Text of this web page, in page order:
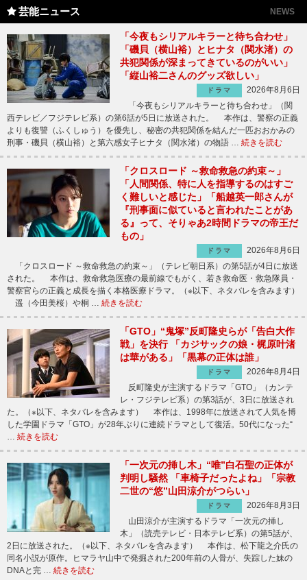
芸能ニュース NEWS
「今夜もシリアルキラーと待ち合わせ」
「磯貝（横山裕）とヒナタ（関水渚）の
共犯関係が深まってきているのがいい」
「縦山裕二さんのグッズ欲しい」
ドラマ
2026年8月6日
「今夜もシリアルキラーと待ち合わせ」（関
西テレビ／フジテレビ系）の第6話が5日に放送された。 本作は、警察の正義
よりも復讐（ふくしゅう）を優先し、秘密の共犯関係を結んだ一匹おおかみの
刑事・磯貝（横山裕）と第六感女子ヒナタ（関水渚）の物語 … 続きを読む
「クロスロード ～救命救急の約束～」
「人間関係、特に人を指導するのはすご
く難しいと感じた」「船越英一郎さんが
『刑事面に似ていると言われたことがあ
る』って、そりゃあ2時間ドラマの帝王だ
もの」
ドラマ
2026年8月6日
「クロスロード ～救命救急の約束～」（テレビ朝日系）の第5話が4日に放送
された。 本作は、救命救急医療の最前線でもがく、若き救命医・救急隊員・
警察官らの正義と成長を描く本格医療ドラマ。（※以下、ネタバレを含みます）
遥（今田美桜）や桐 … 続きを読む
「GTO」“鬼塚”反町隆史らが「告白大作
戦」を決行 「カジサックの娘・梶原叶渚
は華がある」「黒幕の正体は誰」
ドラマ
2026年8月4日
反町隆史が主演するドラマ「GTO」（カンテ
レ・フジテレビ系）の第3話が、3日に放送され
た。（※以下、ネタバレを含みます） 本作は、1998年に放送されて人気を博
した学園ドラマ「GTO」が28年ぶりに連続ドラマとして復活。50代になった“
続きを読む
「一次元の挿し木」“唯”白石聖の正体が
判明し騒然 「車椅子だったよね」「宗教
二世の“悠”山田涼介がつらい」
ドラマ
2026年8月3日
山田涼介が主演するドラマ「一次元の挿し
木」（読売テレビ・日本テレビ系）の第5話が、
2日に放送された。（※以下、ネタバレを含みます） 本作は、松下龍之介氏の
同名小説が原作。ヒマラヤ山中で発掘された200年前の人骨が、失踪した妹の
DNAと完 … 続きを読む